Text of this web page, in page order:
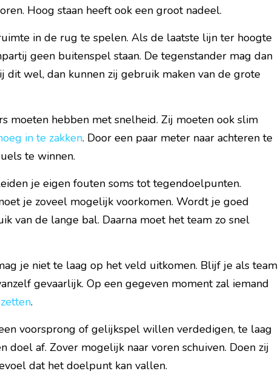
Hoog staan heeft ook een groot nadeel.
in de rug te spelen. Als de laatste lijn ter hoogte
geen buitenspel staan. De tegenstander mag dan
wel, dan kunnen zij gebruik maken van de grote
moeten hebben met snelheid. Zij moeten ook slim
in te zakken. Door een paar meter naar achteren te
te winnen.
je eigen fouten soms tot tegendoelpunten.
je zoveel mogelijk voorkomen. Wordt je goed
van de lange bal. Daarna moet het team zo snel
je niet te laag op het veld uitkomen. Blijf je als team
gevaarlijk. Op een gegeven moment zal iemand
.
voorsprong of gelijkspel willen verdedigen, te laag
doel af. Zover mogelijk naar voren schuiven. Doen zij
dat het doelpunt kan vallen.